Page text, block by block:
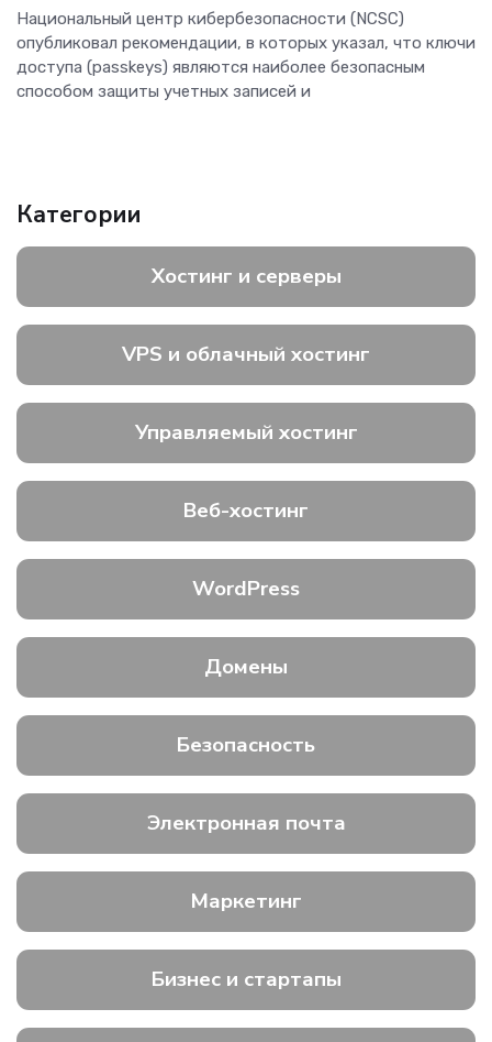
Национальный центр кибербезопасности (NCSC)
опубликовал рекомендации, в которых указал, что ключи
доступа (passkeys) являются наиболее безопасным
способом защиты учетных записей и
Категории
Хостинг и серверы
VPS и облачный хостинг
Управляемый хостинг
Веб-хостинг
WordPress
Домены
Безопасность
Электронная почта
Маркетинг
Бизнес и стартапы